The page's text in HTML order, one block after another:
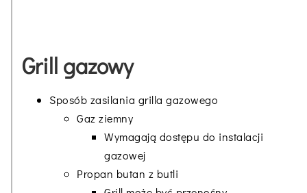
Grill gazowy
Sposób zasilania grilla gazowego
Gaz ziemny
Wymagają dostępu do instalacji
gazowej
Propan butan z butli